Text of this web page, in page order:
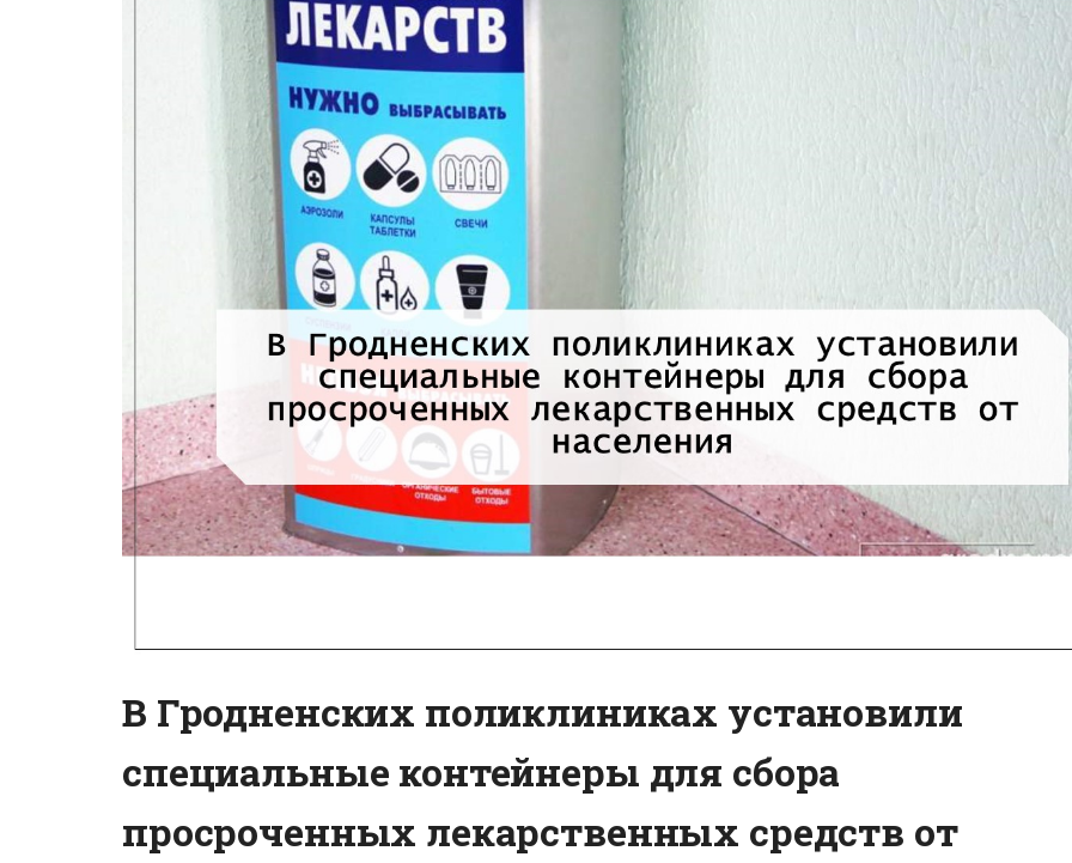
В Гродненских поликлиниках установили
специальные контейнеры для сбора
просроченных лекарственных средств от
Экоавтобус в
Лиде
Видишь
зайчонка? Не
подбирай!